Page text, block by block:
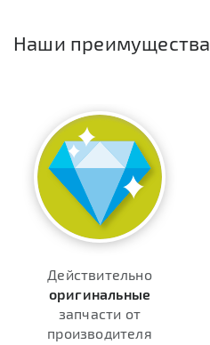
Наши преимущества
Действительно
оригинальные
запчасти от
производителя